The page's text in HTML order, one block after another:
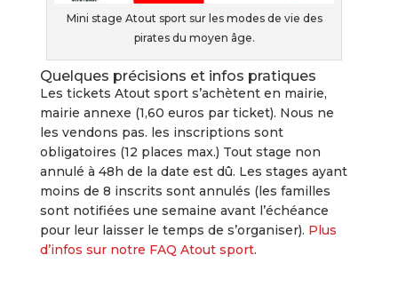
Mini stage Atout sport sur les modes de vie des
pirates du moyen âge.
Quelques précisions et infos pratiques
Les tickets Atout sport s’achètent en mairie,
mairie annexe (1,60 euros par ticket). Nous ne
les vendons pas. les inscriptions sont
obligatoires (12 places max.) Tout stage non
annulé à 48h de la date est dû. Les stages ayant
moins de 8 inscrits sont annulés (les familles
sont notifiées une semaine avant l’échéance
pour leur laisser le temps de s’organiser). Plus
d’infos sur notre FAQ Atout sport.